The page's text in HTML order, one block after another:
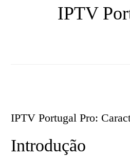
IPTV
IPTV Portugal Pro:
Introdução